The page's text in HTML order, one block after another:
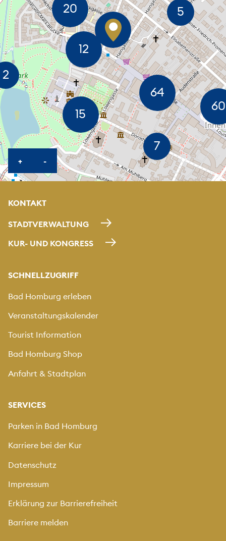
+KARTE HEREINZOOMEN
-KARTE HERAUSZOOMEN
KONTAKT
STADTVERWALTUNG
KUR- UND KONGRESS
SCHNELLZUGRIFF
Bad Homburg erleben
Veranstaltungskalender
Tourist Information
Bad Homburg Shop
Anfahrt & Stadtplan
SERVICES
Parken in Bad Homburg
Karriere bei der Kur
Datenschutz
Impressum
Erklärung zur Barrierefreiheit
Barriere melden